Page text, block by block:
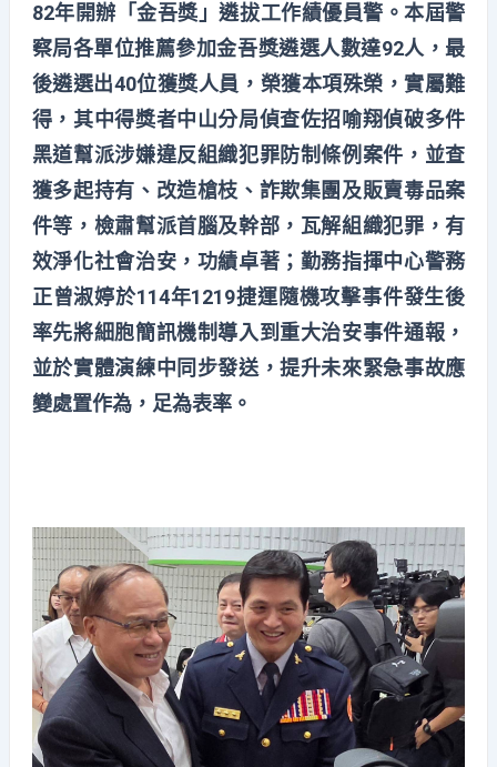
82年開辦「金吾獎」遴拔工作績優員警。本屆警
察局各單位推薦參加金吾獎遴選人數達92人，最
後遴選出40位獲獎人員，榮獲本項殊榮，實屬難
得，其中得獎者中山分局偵查佐招喻翔偵破多件
黑道幫派涉嫌違反組織犯罪防制條例案件，並查
獲多起持有、改造槍枝、詐欺集團及販賣毒品案
件等，檢肅幫派首腦及幹部，瓦解組織犯罪，有
效淨化社會治安，功績卓著；勤務指揮中心警務
正曾淑婷於114年1219捷運隨機攻擊事件發生後
率先將細胞簡訊機制導入到重大治安事件通報，
並於實體演練中同步發送，提升未來緊急事故應
變處置作為，足為表率。